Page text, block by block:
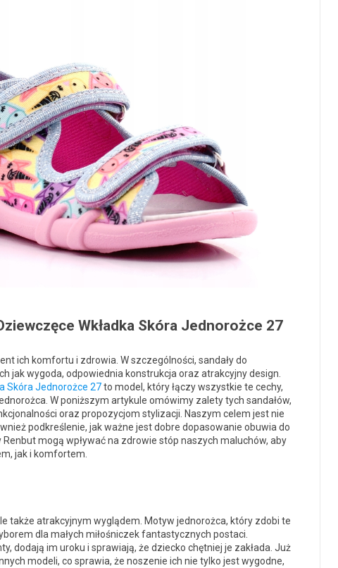
Wkładka Skóra Jednorożce 27
ich komfortu i zdrowia. W szczególności, sandały do
jak wygoda, odpowiednia konstrukcja oraz atrakcyjny design.
Skóra Jednorożce 27to model, który łączy wszystkie te cechy,
W poniższym artykule omówimy zalety tych sandałów,
oraz propozycjom stylizacji. Naszym celem jest nie
podkreślenie, jak ważne jest dobre dopasowanie obuwia do
mogą wpływać na zdrowie stóp naszych maluchów, aby
jak i komfortem.
także atrakcyjnym wyglądem. Motyw jednorożca, który zdobi te
dla małych miłośniczek fantastycznych postaci.
dodają im uroku i sprawiają, że dziecko chętniej je zakłada. Już
modeli, co sprawia, że noszenie ich nie tylko jest wygodne,